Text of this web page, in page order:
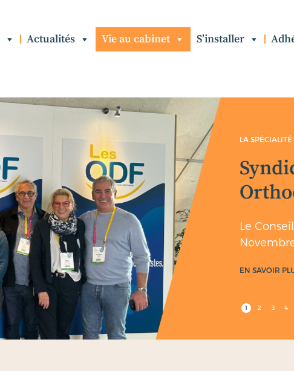
Actualités Vie au cabinet S’installer
LA
Le
EN SAVOIR
1 2 3 4